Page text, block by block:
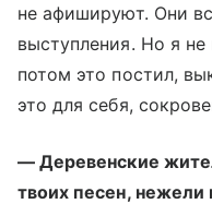
не афишируют. Они
выступления. Но я
потом это постил,
это для себя,
— Деревенские
твоих песен, нежели